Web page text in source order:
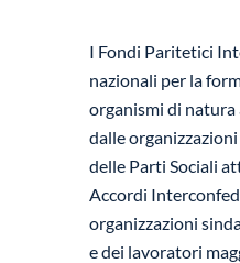
I Fondi Paritetici
nazionali per la
organismi di natura
dalle
delle Parti Sociali
Accordi
organizzazioni
e dei lavoratori